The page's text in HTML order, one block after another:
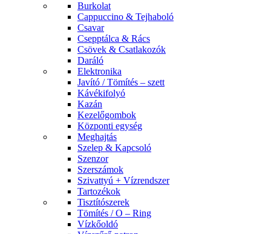
Burkolat
Cappuccino & Tejhaboló
Csavar
Csepptálca & Rács
Csövek & Csatlakozók
Daráló
Elektronika
Javító / Tömítés – szett
Kávékifolyó
Kazán
Kezelőgombok
Központi egység
Meghajtás
Szelep & Kapcsoló
Szenzor
Szerszámok
Szivattyú + Vízrendszer
Tartozékok
Tisztítószerek
Tömítés / O – Ring
Vízkőoldó